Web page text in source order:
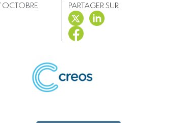
OCTOBRE
PARTAGER SUR